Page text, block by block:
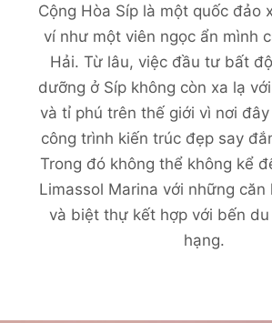
Cộng Hòa Síp là một quốc đảo
ví như một viên ngọc ẩn mình
Hải. Từ lâu, việc đầu tư bất
dưỡng ở Síp không còn xa lạ
và tỉ phú trên thế giới vì nơi
công trình kiến trúc đẹp say
Trong đó không thể không kể
Limassol Marina với những căn
và biệt thự kết hợp với bến
hạng.